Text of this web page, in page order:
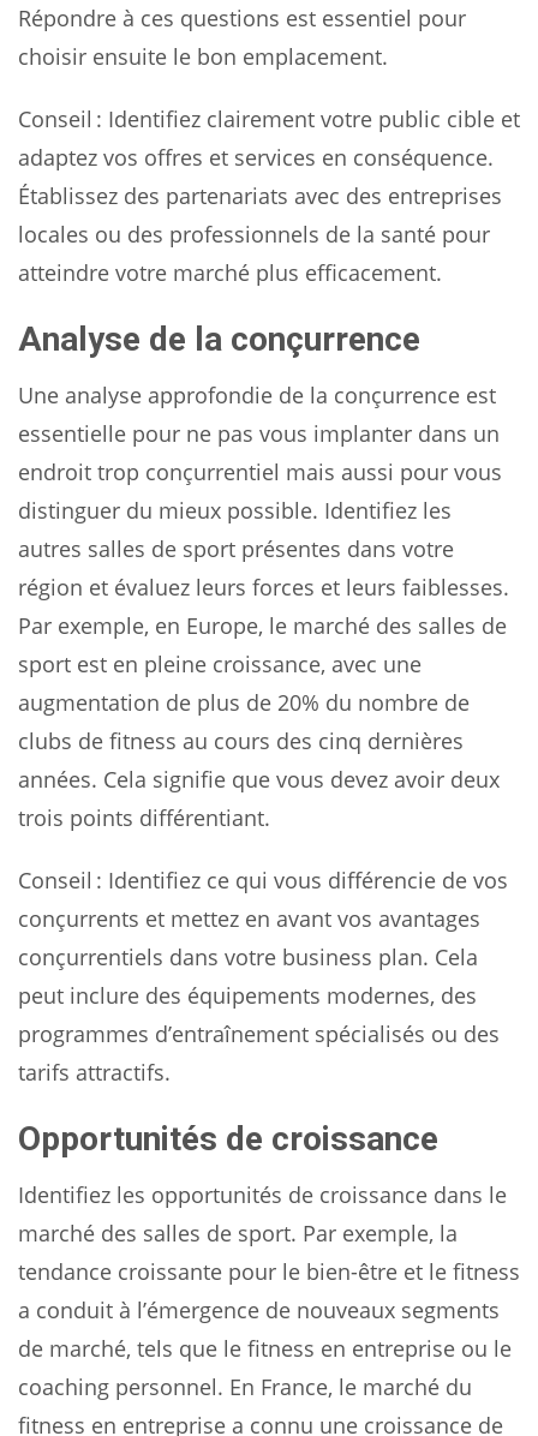
Répondre à ces questions est essentiel pour
choisir ensuite le bon emplacement.
Conseil : Identifiez clairement votre public cible et
adaptez vos offres et services en conséquence.
Établissez des partenariats avec des entreprises
locales ou des professionnels de la santé pour
atteindre votre marché plus efficacement.
Analyse de la conçurrence
Une analyse approfondie de la conçurrence est
essentielle pour ne pas vous implanter dans un
endroit trop conçurrentiel mais aussi pour vous
distinguer du mieux possible. Identifiez les
autres salles de sport présentes dans votre
région et évaluez leurs forces et leurs faiblesses.
Par exemple, en Europe, le marché des salles de
sport est en pleine croissance, avec une
augmentation de plus de 20% du nombre de
clubs de fitness au cours des cinq dernières
années. Cela signifie que vous devez avoir deux
trois points différentiant.
Conseil : Identifiez ce qui vous différencie de vos
conçurrents et mettez en avant vos avantages
conçurrentiels dans votre business plan. Cela
peut inclure des équipements modernes, des
programmes d’entraînement spécialisés ou des
tarifs attractifs.
Opportunités de croissance
Identifiez les opportunités de croissance dans le
marché des salles de sport. Par exemple, la
tendance croissante pour le bien-être et le fitness
a conduit à l’émergence de nouveaux segments
de marché, tels que le fitness en entreprise ou le
coaching personnel. En France, le marché du
fitness en entreprise a connu une croissance de